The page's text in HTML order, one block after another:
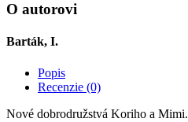
O autorovi
Barták, I.
Popis
Recenzie (0)
Nové dobrodružstvá Koriho a Mimi.